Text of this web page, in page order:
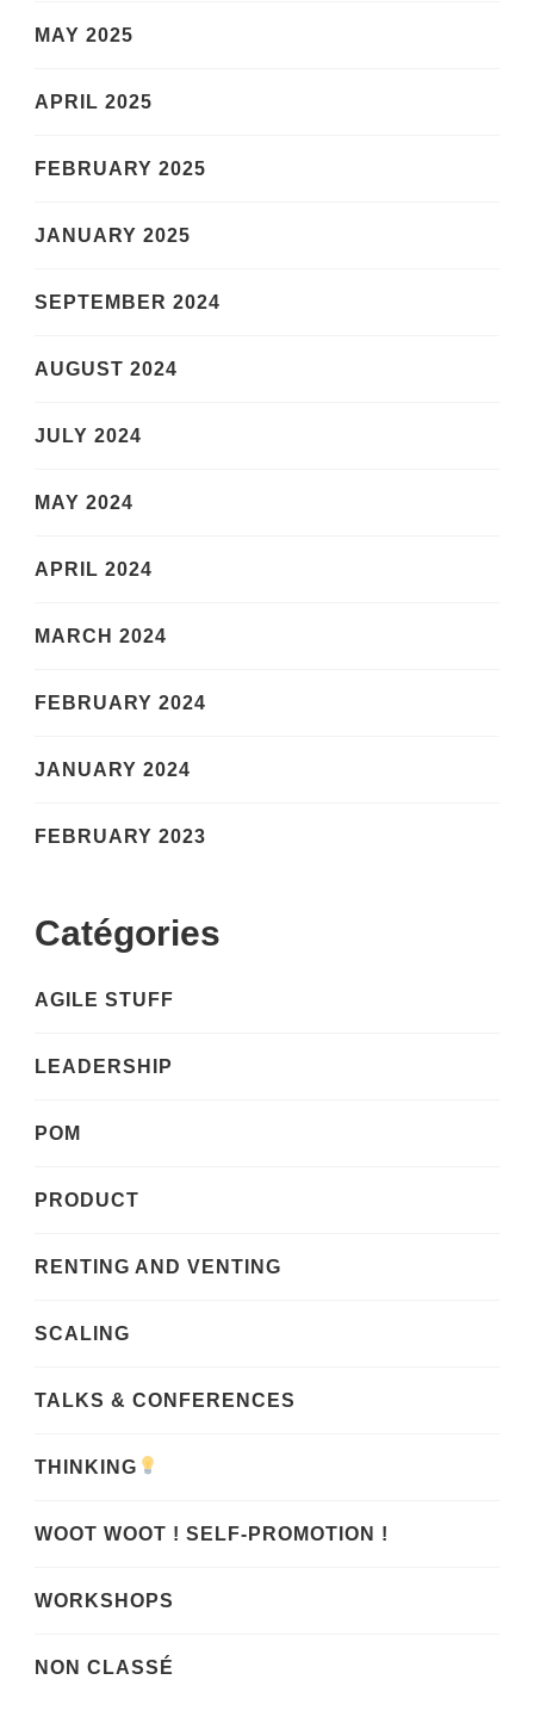
MAY 2025
APRIL 2025
FEBRUARY 2025
JANUARY 2025
SEPTEMBER 2024
AUGUST 2024
JULY 2024
MAY 2024
APRIL 2024
MARCH 2024
FEBRUARY 2024
JANUARY 2024
FEBRUARY 2023
Catégories
AGILE STUFF
LEADERSHIP
POM
PRODUCT
RENTING AND VENTING
SCALING
TALKS & CONFERENCES
THINKING
WOOT WOOT ! SELF-PROMOTION !
WORKSHOPS
NON CLASSÉ